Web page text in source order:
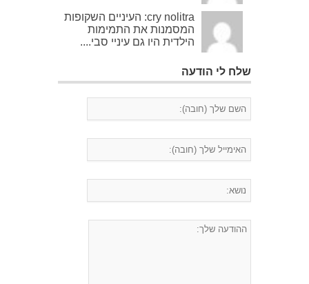
cry nolitra: העיניים השקופות
המסמנות את התמימות
הילדית היו גם עיניי סבי....
שלח לי הודעה